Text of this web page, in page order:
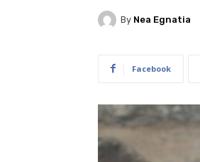
By Nea Egnatia
Facebook